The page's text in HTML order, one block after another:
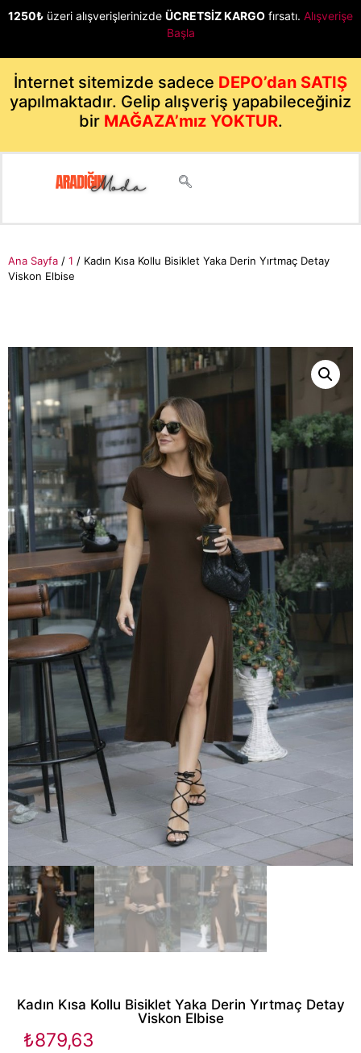
1250₺ üzeri alışverişlerinizde ÜCRETSİZ KARGO fırsatı. Alışverişe
Başla
İnternet sitemizde sadece DEPO’dan SATIŞ
yapılmaktadır. Gelip alışveriş yapabileceğiniz
bir MAĞAZA’mız YOKTUR.
Ana Sayfa / 1 / Kadın Kısa Kollu Bisiklet Yaka Derin Yırtmaç Detay
Viskon Elbise
Kadın Kısa Kollu Bisiklet Yaka Derin Yırtmaç Detay
Viskon Elbise
₺879,63